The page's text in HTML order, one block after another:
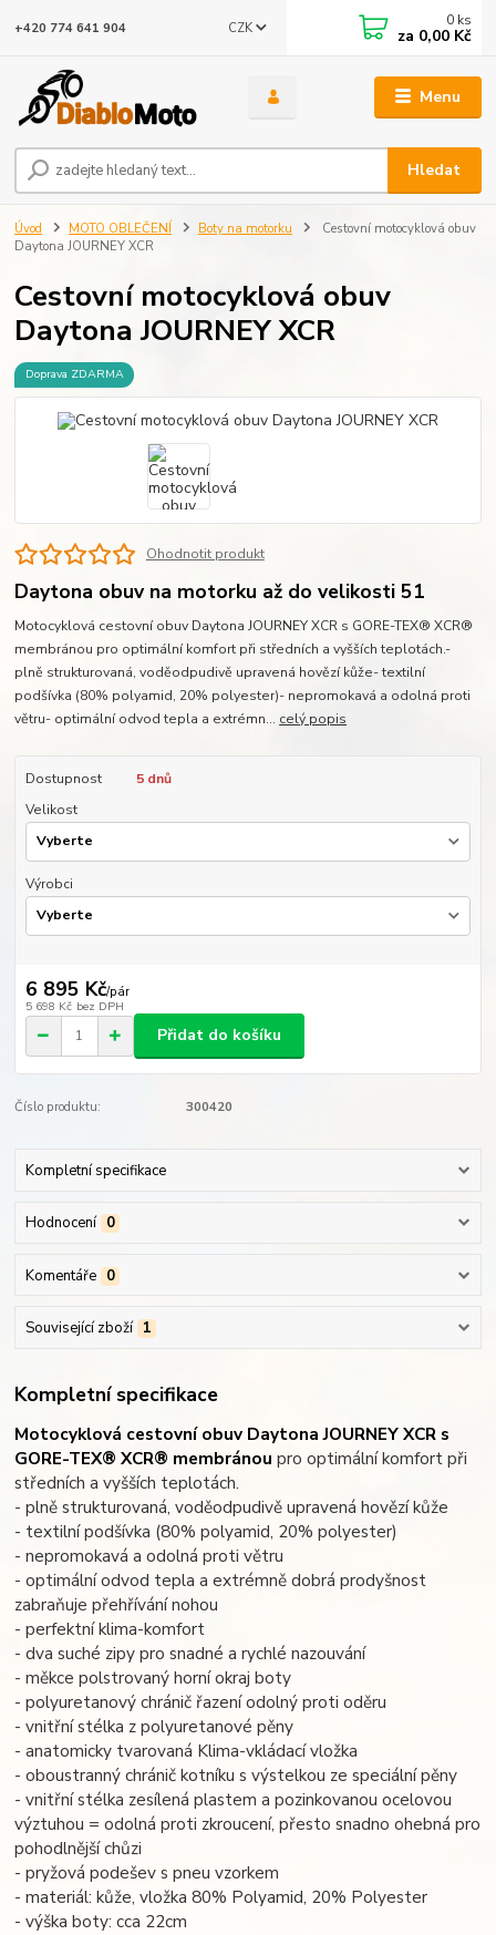
Menu
CZK
Hledat
+420 774 641 904 0 ks
za 0,00 Kč
Úvod MOTO OBLEČENÍ Boty na motorku
Cestovní motocyklová obuv
Daytona JOURNEY XCR
Cestovní motocyklová obuv
Daytona JOURNEY XCR
Doprava ZDARMA
Ohodnotit produkt
Daytona obuv na motorku až do velikosti 51
Motocyklová cestovní obuv Daytona JOURNEY XCR s GORE-TEX® XCR®
membránou pro optimální komfort při středních a vyšších teplotách.-
plně strukturovaná, voděodpudivě upravená hovězí kůže- textilní
podšívka (80% polyamid, 20% polyester)- nepromokavá a odolná proti
větru- optimální odvod tepla a extrémn... celý popis
Dostupnost
5 dnů
Velikost
Výrobci
6 895 Kč/pár
5 698 Kč bez DPH
Přidat do košíku
Číslo produktu: 300420
Kompletní specifikace
Hodnocení 0
Komentáře 0
Související zboží 1
Kompletní specifikace
Motocyklová cestovní obuv Daytona JOURNEY XCR s
GORE-TEX® XCR® membránou pro optimální komfort při
středních a vyšších teplotách.
- plně strukturovaná, voděodpudivě upravená hovězí kůže
- textilní podšívka (80% polyamid, 20% polyester)
- nepromokavá a odolná proti větru
- optimální odvod tepla a extrémně dobrá prodyšnost
zabraňuje přehřívání nohou
- perfektní klima-komfort
- dva suché zipy pro snadné a rychlé nazouvání
- měkce polstrovaný horní okraj boty
- polyuretanový chránič řazení odolný proti oděru
- vnitřní stélka z polyuretanové pěny
- anatomicky tvarovaná Klima-vkládací vložka
- oboustranný chránič kotníku s výstelkou ze speciální pěny
- vnitřní stélka zesílená plastem a pozinkovanou ocelovou
výztuhou = odolná proti zkroucení, přesto snadno ohebná pro
pohodlnější chůzi
- pryžová podešev s pneu vzorkem
- materiál: kůže, vložka 80% Polyamid, 20% Polyester
- výška boty: cca 22cm